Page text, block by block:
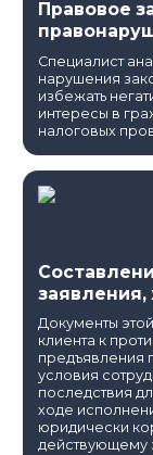
Правовое
Специалист
нарушения
избежать
интересы в
налоговых
Документы
клиента к
предъявления
условия
последствия
ходе
юридически
действующему